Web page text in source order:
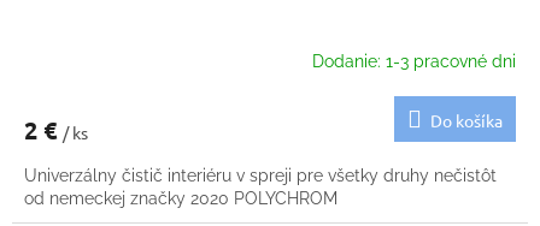
Dodanie: 1-3 pracovné dni
2 € / ks
Do košíka
Univerzálny čistič interiéru v spreji pre všetky druhy nečistôt
od nemeckej značky 2020 POLYCHROM